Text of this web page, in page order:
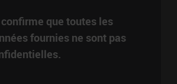
que toutes les
fournies ne sont pas